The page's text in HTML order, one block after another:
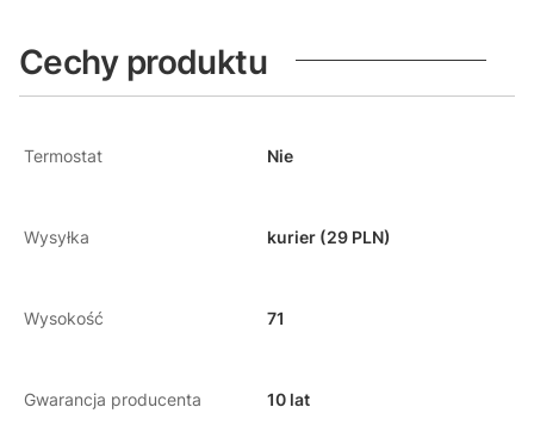
Cechy produktu
Termostat Nie
Wysyłka kurier (29 PLN)
Wysokość 71
Gwarancja producenta 10 lat